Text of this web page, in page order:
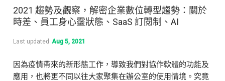
2021 趨勢及觀察，解密企業數位轉型趨勢：關於
時差、員工身心靈狀態、SaaS 訂閱制、AI
Last updated Aug 5, 2021
因為疫情帶來的新形態工作，導致我們對協作軟體的功能及
應用，也將更不同以往大家聚集在辦公室的使用情境。究竟